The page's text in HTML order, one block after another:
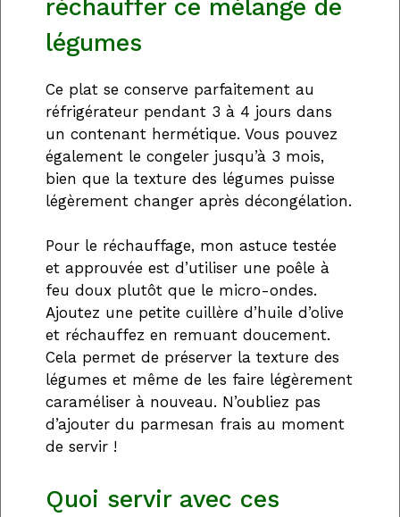
réchauffer ce mélange de
légumes
Ce plat se conserve parfaitement au
réfrigérateur pendant 3 à 4 jours dans
un contenant hermétique. Vous pouvez
également le congeler jusqu’à 3 mois,
bien que la texture des légumes puisse
légèrement changer après décongélation.
Pour le réchauffage, mon astuce testée
et approuvée est d’utiliser une poêle à
feu doux plutôt que le micro-ondes.
Ajoutez une petite cuillère d’huile d’olive
et réchauffez en remuant doucement.
Cela permet de préserver la texture des
légumes et même de les faire légèrement
caraméliser à nouveau. N’oubliez pas
d’ajouter du parmesan frais au moment
de servir !
Quoi servir avec ces